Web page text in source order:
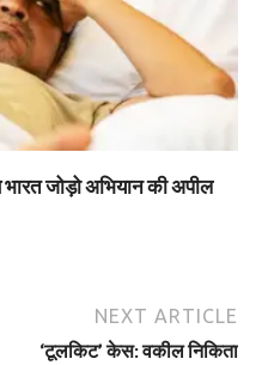
जोड़ो अभियान की अपील
NEXT ARTICLE
‘टूलकिट’ केस: वकील निकिता